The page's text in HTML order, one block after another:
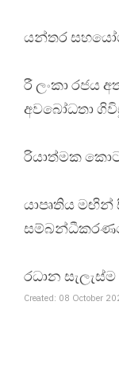
යන්තර
රී ලංකා රජය
අවබෝධතා
රියාත්මක
යාපෘතිය
රධාන
Created: 08 October